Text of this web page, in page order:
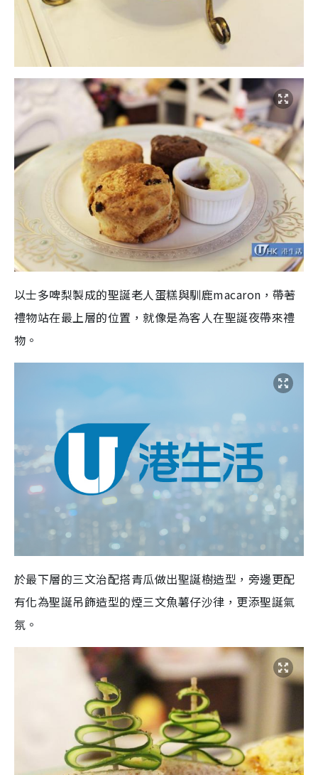
以士多啤梨製成的聖誕老人蛋糕與馴鹿macaron，帶著
禮物站在最上層的位置，就像是為客人在聖誕夜帶來禮
物。
於最下層的三文治配搭青瓜做出聖誕樹造型，旁邊更配
有化為聖誕吊飾造型的煙三文魚薯仔沙律，更添聖誕氣
氛。